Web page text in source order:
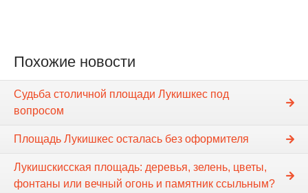
Похожие новости
Судьба столичной площади Лукишкес под
вопросом
Площадь Лукишкес осталась без оформителя
Лукишскисская площадь: деревья, зелень, цветы,
фонтаны или вечный огонь и памятник ссыльным?